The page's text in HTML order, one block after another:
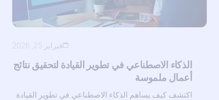
فبراير 25, 2026
الذكاء الاصطناعي في تطوير القيادة لتحقيق نتائج
أعمال ملموسة
اكتشف كيف يساهم الذكاء الاصطناعي في تطوير القيادة